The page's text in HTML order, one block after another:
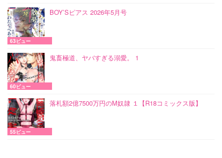
BOY’Sピアス 2026年5月号
63ビュー
鬼畜極道、ヤバすぎる溺愛。 1
60ビュー
落札額2億7500万円のM奴隷 １【R18コミックス版】
55ビュー